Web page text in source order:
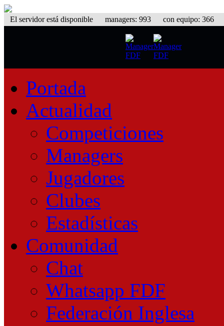
El servidor está disponible managers: 993 con equipo: 366
Portada
Actualidad
Competiciones
Managers
Jugadores
Clubes
Estadísticas
Comunidad
Chat
Whatsapp FDF
Federación Inglesa